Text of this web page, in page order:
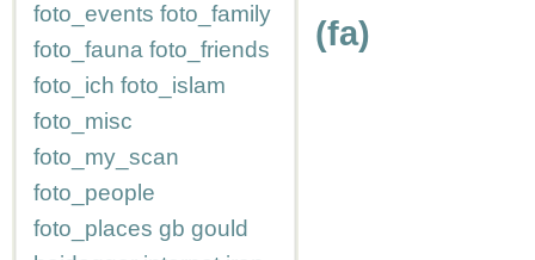
foto_events foto_family
foto_fauna foto_friends
foto_ich foto_islam
foto_misc
foto_my_scan
foto_people
foto_places gb gould
(fa)